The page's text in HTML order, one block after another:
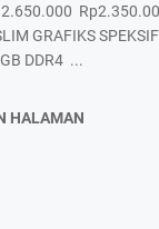
GRAFIKS
DDR4 ...
HALAMAN